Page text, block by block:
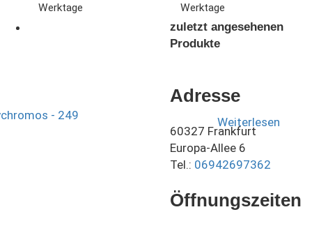
Werktage
Werktage
Weiterlesen
zuletzt angesehenen
Produkte
Adresse
60327 Frankfurt
Europa-Allee 6
Tel.: 06942697362
Öffnungszeiten